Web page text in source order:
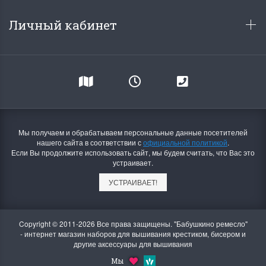
Личный кабинет
Мы получаем и обрабатываем персональные данные посетителей
нашего сайта в соответствии софициальной политикой.
Если Вы продолжите использовать сайт, мы будем считать, что Вас это
устраивает.
УСТРАИВАЕТ!
Copyright © 2011-2026 Все права защищены. "Бабушкино ремесло"
- интернет магазин наборов для вышивания крестиком, бисером и
другие аксессуары для вышивания
Мы